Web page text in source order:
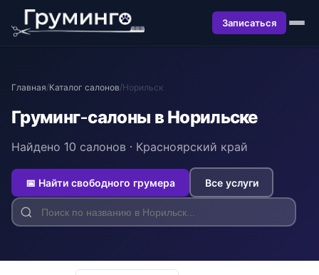
Записаться
Главная/Каталог салонов/Норильск
Груминг-салоны в Норильске
Найдено 10 салонов · Красноярский край
📅 Найти свободного грумера Все услуги